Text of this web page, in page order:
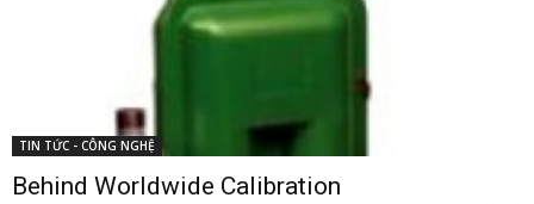
TIN TỨC - CÔNG NGHỆ
Behind Worldwide Calibration